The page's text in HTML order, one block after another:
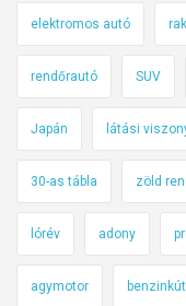
elektromos autó
rendőrautó SUV
Japán látási
30-as tábla zöld
lórév adony
agymotor benzinkút